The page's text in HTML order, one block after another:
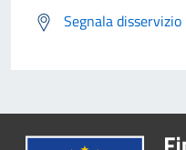
Segnala disservizio